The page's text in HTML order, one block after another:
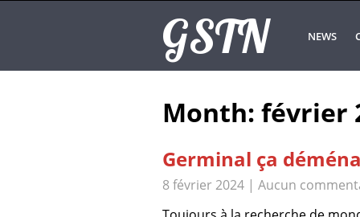
GSTN NEWS
Month: février
Germinal ça
8 février 2024 | Aucun